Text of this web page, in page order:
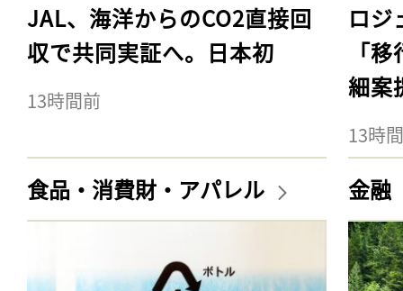
JAL、海洋からのCO2直接回
収で共同実証へ。日本初
13時間前
ロジ
「
細案
13時
食品・消費財・アパレル 金融